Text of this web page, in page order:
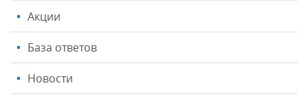
Акции
База ответов
Новости